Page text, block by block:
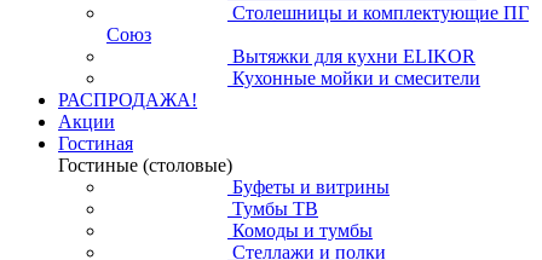
Столешницы и комплектующие ПГ
Союз
Вытяжки для кухни ELIKOR
Кухонные мойки и смесители
РАСПРОДАЖА!
Акции
Гостиная
Гостиные (столовые)
Буфеты и витрины
Тумбы ТВ
Комоды и тумбы
Стеллажи и полки